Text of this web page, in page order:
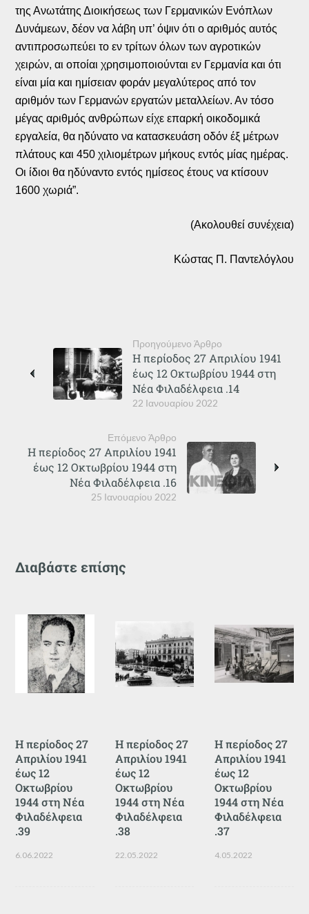
της Ανωτάτης Διοικήσεως των Γερμανικών Ενόπλων
Δυνάμεων, δέον να λάβη υπ’ όψιν ότι ο αριθμός αυτός
αντιπροσωπεύει το εν τρίτων όλων των αγροτικών
χειρών, αι οποίαι χρησιμοποιούνται εν Γερμανία και ότι
είναι μία και ημίσειαν φοράν μεγαλύτερος από τον
αριθμόν των Γερμανών εργατών μεταλλείων. Αν τόσο
μέγας αριθμός ανθρώπων είχε επαρκή οικοδομικά
εργαλεία, θα ηδύνατο να κατασκευάση οδόν έξ μέτρων
πλάτους και 450 χιλιομέτρων μήκους εντός μίας ημέρας.
Οι ίδιοι θα ηδύναντο εντός ημίσεος έτους να κτίσουν
1600 χωριά”.
(Ακολουθεί συνέχεια)
Κώστας Π. Παντελόγλου
Προηγούμενο Άρθρο
22 Ιανουαρίου 2022
Η περίοδος 27 Απριλίου 1941
έως 12 Οκτωβρίου 1944 στη
Νέα Φιλαδέλφεια .14
Επόμενο Άρθρο
25 Ιανουαρίου 2022
Η περίοδος 27 Απριλίου 1941
έως 12 Οκτωβρίου 1944 στη
Νέα Φιλαδέλφεια .16
Διαβάστε επίσης
Η περίοδος 27
Απριλίου 1941
έως 12
Οκτωβρίου
1944 στη Νέα
Φιλαδέλφεια
.39
6.06.2022
Η περίοδος 27
Απριλίου 1941
έως 12
Οκτωβρίου
1944 στη Νέα
Φιλαδέλφεια
.38
22.05.2022
Η περίοδος 27
Απριλίου 1941
έως 12
Οκτωβρίου
1944 στη Νέα
Φιλαδέλφεια
.37
4.05.2022